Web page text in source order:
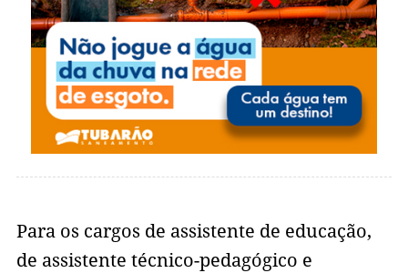
Para os cargos de assistente de educação,
de assistente técnico-pedagógico e